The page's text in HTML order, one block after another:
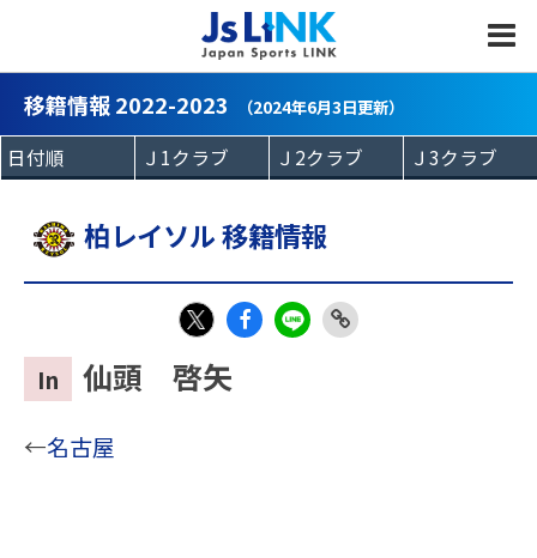
移籍情報 2022-2023 （2024年6月3日更新）
柏レイソル 移籍情報
X
eb
In 仙頭 啓矢
←名古屋